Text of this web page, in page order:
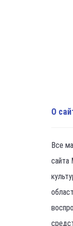
О
Все
сайта